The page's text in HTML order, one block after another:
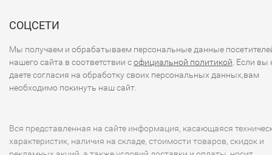
СОЦСЕТИ
Мы получаем и обрабатываем персональные данные
нашего сайта в соответствии софициальной политикой . Если вы
даете согласия на обработку своих персональных данных,вам
необходимо покинуть наш сайт.
Вся представленная на сайте информация, касающаяся
характеристик, наличия на складе, стоимости товаров, скидок и